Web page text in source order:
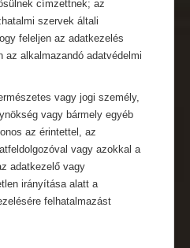
címzettnek; az
szervek általi
feleljen az adatkezelés
az alkalmazandó adatvédelmi
vagy jogi személy,
vagy bármely egyéb
az érintettel, az
vagy azokkal a
adatkezelő vagy
irányítása alatt a
felhatalmazást